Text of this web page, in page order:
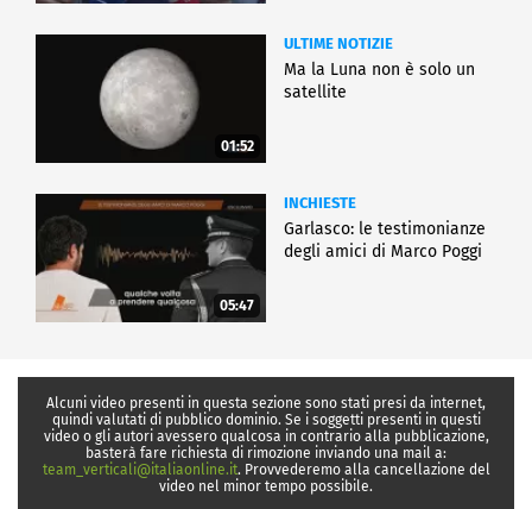
01:52
ULTIME NOTIZIE
Ma la Luna non è solo un
satellite
05:47
INCHIESTE
Garlasco: le testimonianze
degli amici di Marco Poggi
Alcuni video presenti in questa sezione sono stati presi da internet,
quindi valutati di pubblico dominio. Se i soggetti presenti in questi
video o gli autori avessero qualcosa in contrario alla pubblicazione,
basterà fare richiesta di rimozione inviando una mail a:
team_verticali@italiaonline.it. Provvederemo alla cancellazione del
video nel minor tempo possibile.